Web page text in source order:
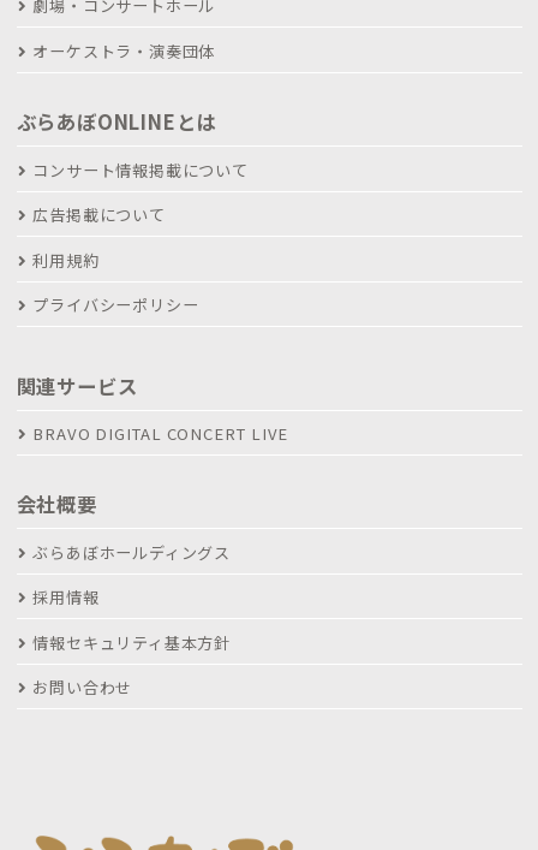
劇場・コンサートホール
オーケストラ・演奏団体
ぶらあぼONLINEとは
コンサート情報掲載について
広告掲載について
利用規約
プライバシーポリシー
関連サービス
BRAVO DIGITAL CONCERT LIVE
会社概要
ぶらあぼホールディングス
採用情報
情報セキュリティ基本方針
お問い合わせ